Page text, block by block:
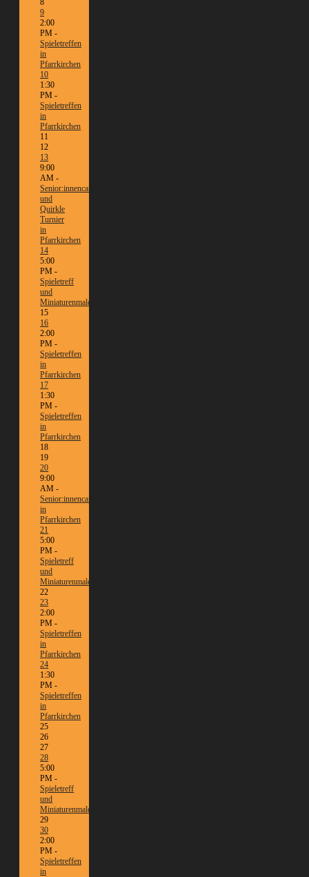
9
2:00
PM -
Spieletreffen
in
Pfarrkirchen
10
1:30
PM -
Spieletreffen
in
Pfarrkirchen
11
12
13
9:00
AM -
Senior:innencafé
und
Quirkle
Turnier
in
Pfarrkirchen
14
5:00
PM -
Spieletreff
und
Miniaturenmalen/Tabletop
15
16
2:00
PM -
Spieletreffen
in
Pfarrkirchen
17
1:30
PM -
Spieletreffen
in
Pfarrkirchen
18
19
20
9:00
AM -
Senior:innencafé
in
Pfarrkirchen
21
5:00
PM -
Spieletreff
und
Miniaturenmalen/Tabletop
22
23
2:00
PM -
Spieletreffen
in
Pfarrkirchen
24
1:30
PM -
Spieletreffen
in
Pfarrkirchen
25
26
27
28
5:00
PM -
Spieletreff
und
Miniaturenmalen/Tabletop
29
30
2:00
PM -
Spieletreffen
in